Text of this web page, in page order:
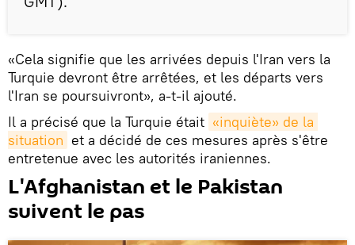
«Cela signifie que les arrivées depuis l'Iran vers la
Turquie devront être arrêtées, et les départs vers
l'Iran se poursuivront», a-t-il ajouté.
Il a précisé que la Turquie était «inquiète» de la
situation et a décidé de ces mesures après s'être
entretenue avec les autorités iraniennes.
L'Afghanistan et le Pakistan
suivent le pas